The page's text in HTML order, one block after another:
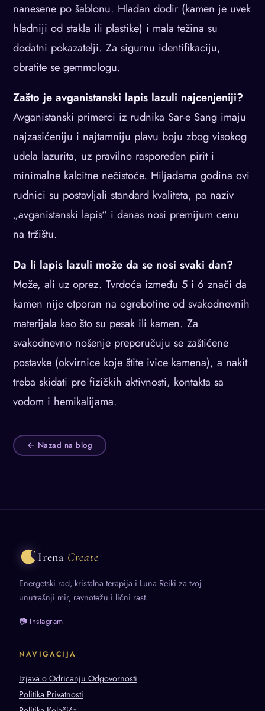
nanesene po šablonu. Hladan dodir (kamen je uvek
hladniji od stakla ili plastike) i mala težina su
dodatni pokazatelji. Za sigurnu identifikaciju,
obratite se gemmologu.
Zašto je avganistanski lapis lazuli najcenjeniji?
Avganistanski primerci iz rudnika Sar-e Sang imaju
najzasićeniju i najtamniju plavu boju zbog visokog
udela lazurita, uz pravilno raspoređen pirit i
minimalne kalcitne nečistoće. Hiljadama godina ovi
rudnici su postavljali standard kvaliteta, pa naziv
„avganistanski lapis“ i danas nosi premijum cenu
na tržištu.
Da li lapis lazuli može da se nosi svaki dan?
Može, ali uz oprez. Tvrdoća između 5 i 6 znači da
kamen nije otporan na ogrebotine od svakodnevnih
materijala kao što su pesak ili kamen. Za
svakodnevno nošenje preporučuju se zaštićene
postavke (okvirnice koje štite ivice kamena), a nakit
treba skidati pre fizičkih aktivnosti, kontakta sa
vodom i hemikalijama.
← Nazad na blog
Irena Create
Energetski rad, kristalna terapija i Luna Reiki za tvoj
unutrašnji mir, ravnotežu i lični rast.
📷 Instagram
NAVIGACIJA
Izjava o Odricanju Odgovornosti
Politika Privatnosti